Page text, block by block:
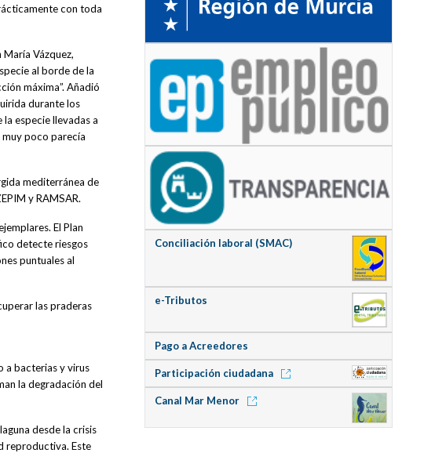
con toda
Vázquez,
al borde de la
máxima”. Añadió
durante los
especie llevadas a
poco parecía
mediterránea de
y RAMSAR.
El Plan
detecte riesgos
puntuales al
las praderas
a bacterias y virus
la degradación del
desde la crisis
reproductiva. Este
Conciliación laboral (SMAC)
e-Tributos
Pago a Acreedores
Participación ciudadana
Canal Mar Menor